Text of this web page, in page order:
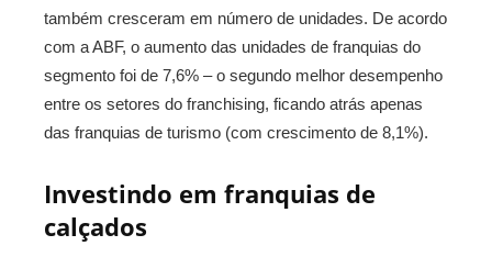
também cresceram em número de unidades. De acordo
com a ABF, o aumento das unidades de franquias do
segmento foi de 7,6% – o segundo melhor desempenho
entre os setores do franchising, ficando atrás apenas
das franquias de turismo (com crescimento de 8,1%).
Investindo em franquias de
calçados